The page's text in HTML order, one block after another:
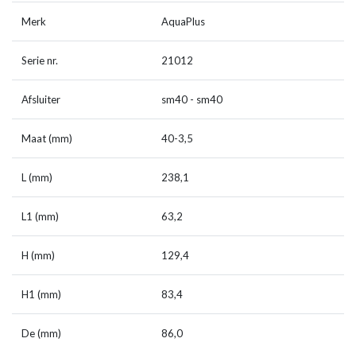
Merk AquaPlus
Serie nr. 21012
Afsluiter sm40 - sm40
Maat (mm) 40-3,5
L (mm) 238,1
L1 (mm) 63,2
H (mm) 129,4
H1 (mm) 83,4
De (mm) 86,0